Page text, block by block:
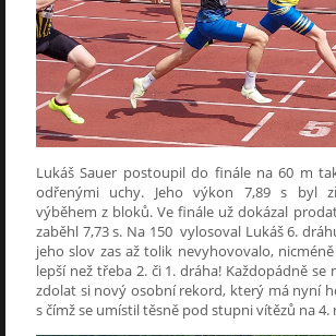
Lukáš Sauer postoupil do finále na 60 m
odřenými uchy. Jeho výkon 7,89 s byl
výběhem z bloků. Ve finále už dokázal
zaběhl 7,73 s. Na 150 vylosoval Lukáš 6.
jeho slov zas až tolik nevyhovovalo,
lepší než třeba 2. či 1. dráha! Každopádně se
zdolat si nový osobní rekord, který má nyní
s čímž se umístil těsně pod stupni vítězů na 4.